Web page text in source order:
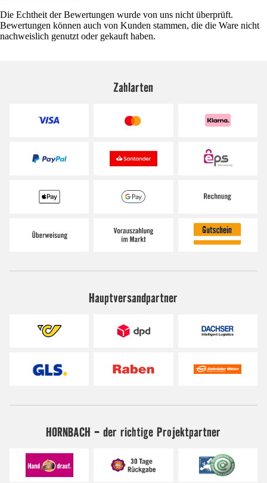
Die Echtheit der Bewertungen wurde von uns nicht überprüft.
Bewertungen können auch von Kunden stammen, die die Ware nicht
nachweislich genutzt oder gekauft haben.
Zahlarten
Hauptversandpartner
HORNBACH - der richtige Projektpartner